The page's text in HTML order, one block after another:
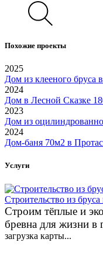
Похожие проекты
2025
Дом из клееного бруса
2024
Дом в Лесной Сказке
2023
Дом из
2024
Дом-баня 70м2 в
Услуги
Строительство из бруса
Строим тёплые и
бревна для жизни в
загрузка карты...